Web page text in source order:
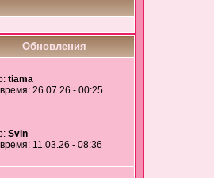
Обновления
tiama
26.07.26 - 00:25
Svin
11.03.26 - 08:36